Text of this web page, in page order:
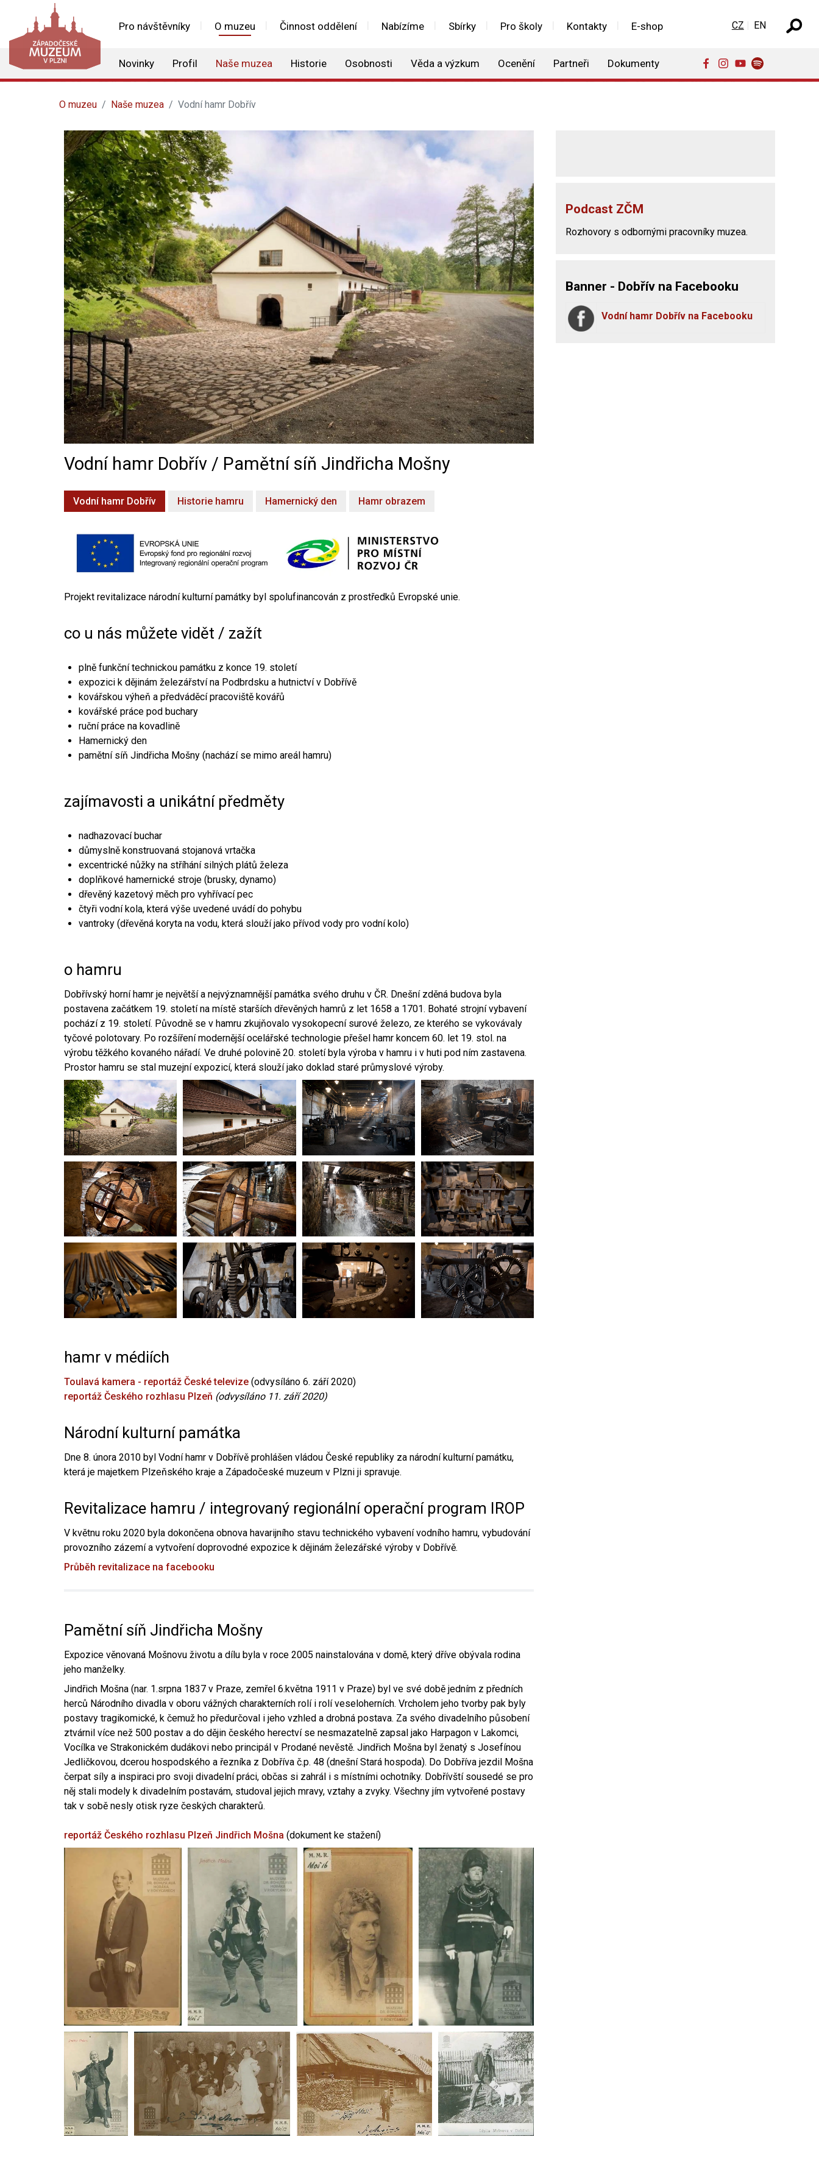
Pro návštěvníky O muzeu Činnost oddělení Nabízíme Sbírky Pro školy Kontakty E-shop
Novinky Profil Naše muzea Historie Osobnosti Věda a výzkum Ocenění Partneři Dokumenty
Zvolte jazyk
CZ EN
O muzeu Naše muzea Vodní hamr Dobřív
Vodní hamr Dobřív / Pamětní síň Jindřicha Mošny
Vodní hamr Dobřív Historie hamru Hamernický den Hamr obrazem
Projekt revitalizace národní kulturní památky byl spolufinancován z prostředků Evropské unie.
co u nás můžete vidět / zažít
plně funkční technickou památku z konce 19. století
expozici k dějinám železářství na Podbrdsku a hutnictví v Dobřívě
kovářskou výheň a předváděcí pracoviště kovářů
kovářské práce pod buchary
ruční práce na kovadlině
Hamernický den
pamětní síň Jindřicha Mošny (nachází se mimo areál hamru)
zajímavosti a unikátní předměty
nadhazovací buchar
důmyslně konstruovaná stojanová vrtačka
excentrické nůžky na stříhání silných plátů železa
doplňkové hamernické stroje (brusky, dynamo)
dřevěný kazetový měch pro vyhřívací pec
čtyři vodní kola, která výše uvedené uvádí do pohybu
vantroky (dřevěná koryta na vodu, která slouží jako přívod vody pro vodní kolo)
o hamru
Dobřívský horní hamr je největší a nejvýznamnější památka svého druhu v ČR. Dnešní zděná budova byla
postavena začátkem 19. století na místě starších dřevěných hamrů z let 1658 a 1701. Bohaté strojní vybavení
pochází z 19. století. Původně se v hamru zkujňovalo vysokopecní surové železo, ze kterého se vykovávaly
tyčové polotovary. Po rozšíření modernější ocelářské technologie přešel hamr koncem 60. let 19. stol. na
výrobu těžkého kovaného nářadí. Ve druhé polovině 20. století byla výroba v hamru i v huti pod ním zastavena.
Prostor hamru se stal muzejní expozicí, která slouží jako doklad staré průmyslové výroby.
hamr v médiích
Toulavá kamera - reportáž České televize (odvysíláno 6. září 2020)
reportáž Českého rozhlasu Plzeň (odvysíláno 11. září 2020)
Národní kulturní památka
Dne 8. února 2010 byl Vodní hamr v Dobřívě prohlášen vládou České republiky za národní kulturní památku,
která je majetkem Plzeňského kraje a Západočeské muzeum v Plzni ji spravuje.
Revitalizace hamru / integrovaný regionální operační program IROP
V květnu roku 2020 byla dokončena obnova havarijního stavu technického vybavení vodního hamru, vybudování
provozního zázemí a vytvoření doprovodné expozice k dějinám železářské výroby v Dobřívě.
Průběh revitalizace na facebooku
Pamětní síň Jindřicha Mošny
Expozice věnovaná Mošnovu životu a dílu byla v roce 2005 nainstalována v domě, který dříve obývala rodina
jeho manželky.
Jindřich Mošna (nar. 1.srpna 1837 v Praze, zemřel 6.května 1911 v Praze) byl ve své době jedním z předních
herců Národního divadla v oboru vážných charakterních rolí i rolí veseloherních. Vrcholem jeho tvorby pak byly
postavy tragikomické, k čemuž ho předurčoval i jeho vzhled a drobná postava. Za svého divadelního působení
ztvárnil více než 500 postav a do dějin českého herectví se nesmazatelně zapsal jako Harpagon v Lakomci,
Vocílka ve Strakonickém dudákovi nebo principál v Prodané nevěstě. Jindřich Mošna byl ženatý s Josefínou
Jedličkovou, dcerou hospodského a řezníka z Dobříva č.p. 48 (dnešní Stará hospoda). Do Dobříva jezdil Mošna
čerpat síly a inspiraci pro svoji divadelní práci, občas si zahrál i s místními ochotníky. Dobřívští sousedé se pro
něj stali modely k divadelním postavám, studoval jejich mravy, vztahy a zvyky. Všechny jím vytvořené postavy
tak v sobě nesly otisk ryze českých charakterů.
reportáž Českého rozhlasu Plzeň Jindřich Mošna (dokument ke stažení)
Podcast ZČM
Rozhovory s odbornými pracovníky muzea.
Banner - Dobřív na Facebooku
Vodní hamr Dobřív na Facebooku